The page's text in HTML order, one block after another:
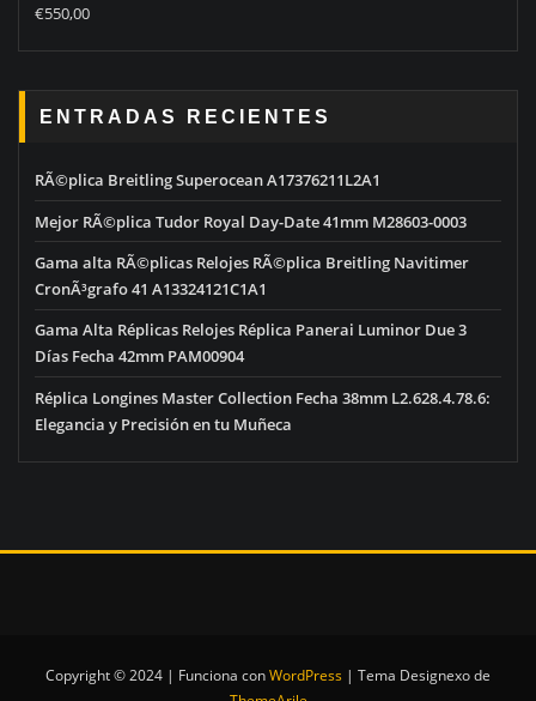
Rated5.00
out of 5
€550,00
ENTRADAS RECIENTES
RÃ©plica Breitling Superocean A17376211L2A1
Mejor RÃ©plica Tudor Royal Day-Date 41mm M28603-0003
Gama alta RÃ©plicas Relojes RÃ©plica Breitling Navitimer
CronÃ³grafo 41 A13324121C1A1
Gama Alta Réplicas Relojes Réplica Panerai Luminor Due 3
Días Fecha 42mm PAM00904
Réplica Longines Master Collection Fecha 38mm L2.628.4.78.6:
Elegancia y Precisión en tu Muñeca
Copyright © 2024 | Funciona conWordPress | Tema Designexo de